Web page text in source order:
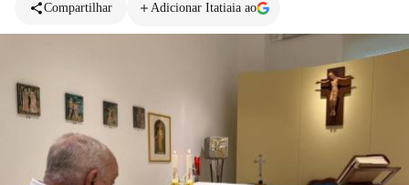
Compartilhar
Adicionar Itatiaia ao